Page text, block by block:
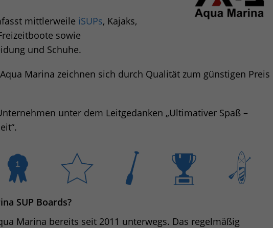
mittlerweile iSUPs, Kajaks,
sowie
und Schuhe.
Marina zeichnen sich durch Qualität zum günstigen Preis
unter dem Leitgedanken „Ultimativer Spaß –
SUP Boards?
Marina bereits seit 2011 unterwegs. Das regelmäßig